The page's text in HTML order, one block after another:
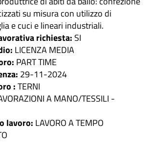
su misura con utilizzo di
e cuci e lineari industriali.
richiesta: SI
LICENZA MEDIA
PART TIME
29-11-2024
:TERNI
A MANO/TESSILI -
lavoro: LAVORO A TEMPO